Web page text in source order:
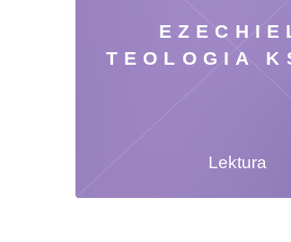
TEOLOGIA
Lektura